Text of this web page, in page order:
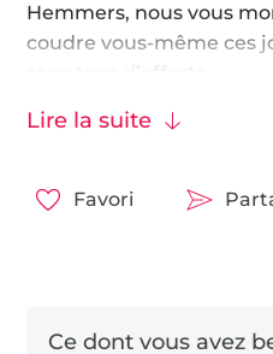
Hemmers, nous vous
coudre vous-même ces
sans trop d’efforts.
Notre arbre de Noël a
un joli tissu pour ce
Lire la suite
Favori